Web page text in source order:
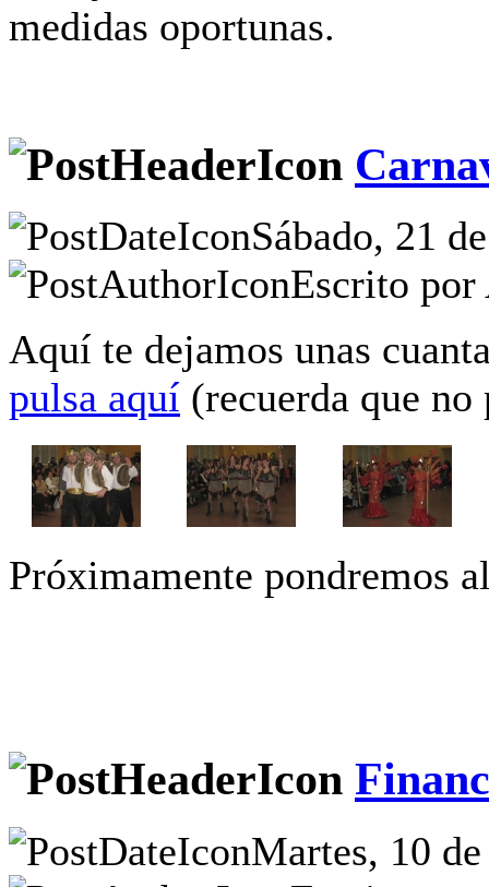
medidas oportunas.
Sábado, 21
Escrito
Aquí te dejamos unas
pulsa aquí (recuerda que
Próximamente pondremos
Martes, 10